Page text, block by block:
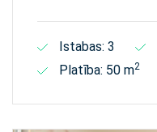
Istabas: 3
Platība: 50 m2